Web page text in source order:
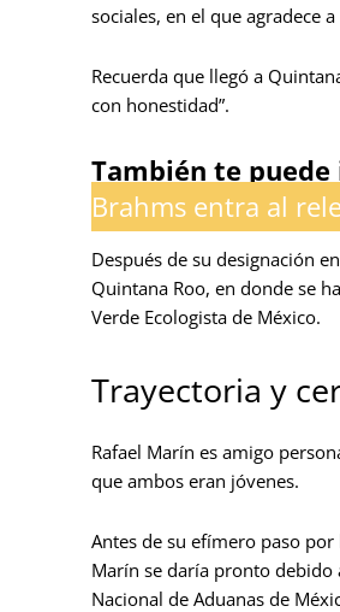
sociales, en el que agradece
Recuerda que llegó a
con honestidad”.
También te
Brahms entra al
Después de su designación
Quintana Roo, en donde se
Verde Ecologista de México.
Trayectoria y
Rafael Marín es amigo
que ambos eran jóvenes.
Antes de su efímero paso por
Marín se daría pronto debido
Nacional de Aduanas de